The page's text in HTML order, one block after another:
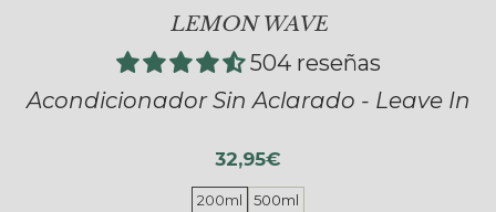
LEMON WAVE
504 reseñas
Acondicionador Sin Aclarado - Leave In
32,95€
200ml 500ml